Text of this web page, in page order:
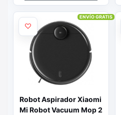
Robot Aspirador Xiaomi
Mi Robot Vacuum Mop 2
ENVÍO GRATIS